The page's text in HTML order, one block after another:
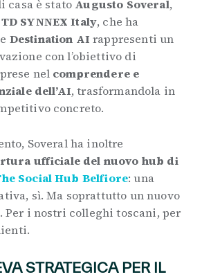
casa è stato Augusto Soveral,
TD SYNNEX Italy, che ha
Destination AI rappresenti un
con l’obiettivo di
nel comprendere e
dell’AI, trasformandola in
concreto.
Soveral ha inoltre
ufficiale del nuovo hub di
Social Hub Belfiore: una
sì. Ma soprattutto un nuovo
Per i nostri colleghi toscani, per
STRATEGICA PER IL